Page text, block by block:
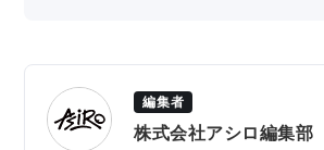
編集者
株式会社アシロ編集部